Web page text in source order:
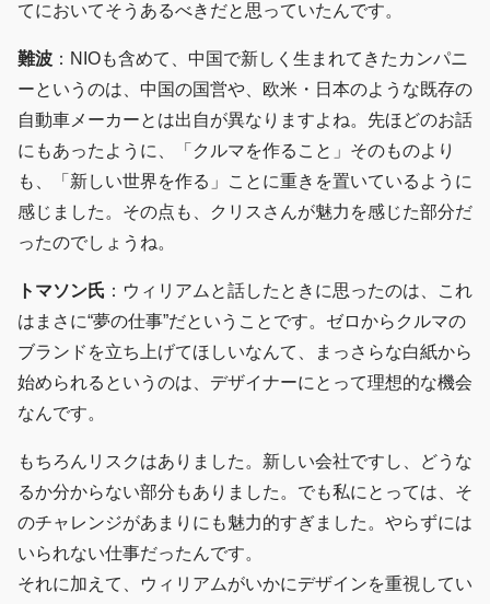
てにおいてそうあるべきだと思っていたんです。
難波 ：NIOも含めて、中国で新しく生まれてきたカンパニ
ーというのは、中国の国営や、欧米・日本のような既存の
自動車メーカーとは出自が異なりますよね。先ほどのお話
にもあったように、「クルマを作ること」そのものより
も、「新しい世界を作る」ことに重きを置いているように
感じました。その点も、クリスさんが魅力を感じた部分だ
ったのでしょうね。
トマソン氏 ：ウィリアムと話したときに思ったのは、これ
はまさに“夢の仕事”だということです。ゼロからクルマの
ブランドを立ち上げてほしいなんて、まっさらな白紙から
始められるというのは、デザイナーにとって理想的な機会
なんです。
もちろんリスクはありました。新しい会社ですし、どうな
るか分からない部分もありました。でも私にとっては、そ
のチャレンジがあまりにも魅力的すぎました。やらずには
いられない仕事だったんです。
それに加えて、ウィリアムがいかにデザインを重視してい